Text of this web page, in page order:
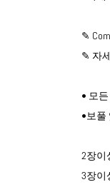
✎
✎ 자
• 모
•보풀
2장이
3장이